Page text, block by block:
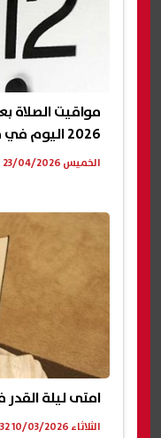
مواقيت الصلاة
2026 اليوم في مصر
الخميس 23/04/2026 12:47 م
امتى ليلة القدر
الثلاثاء 10/03/2026 05:32 م